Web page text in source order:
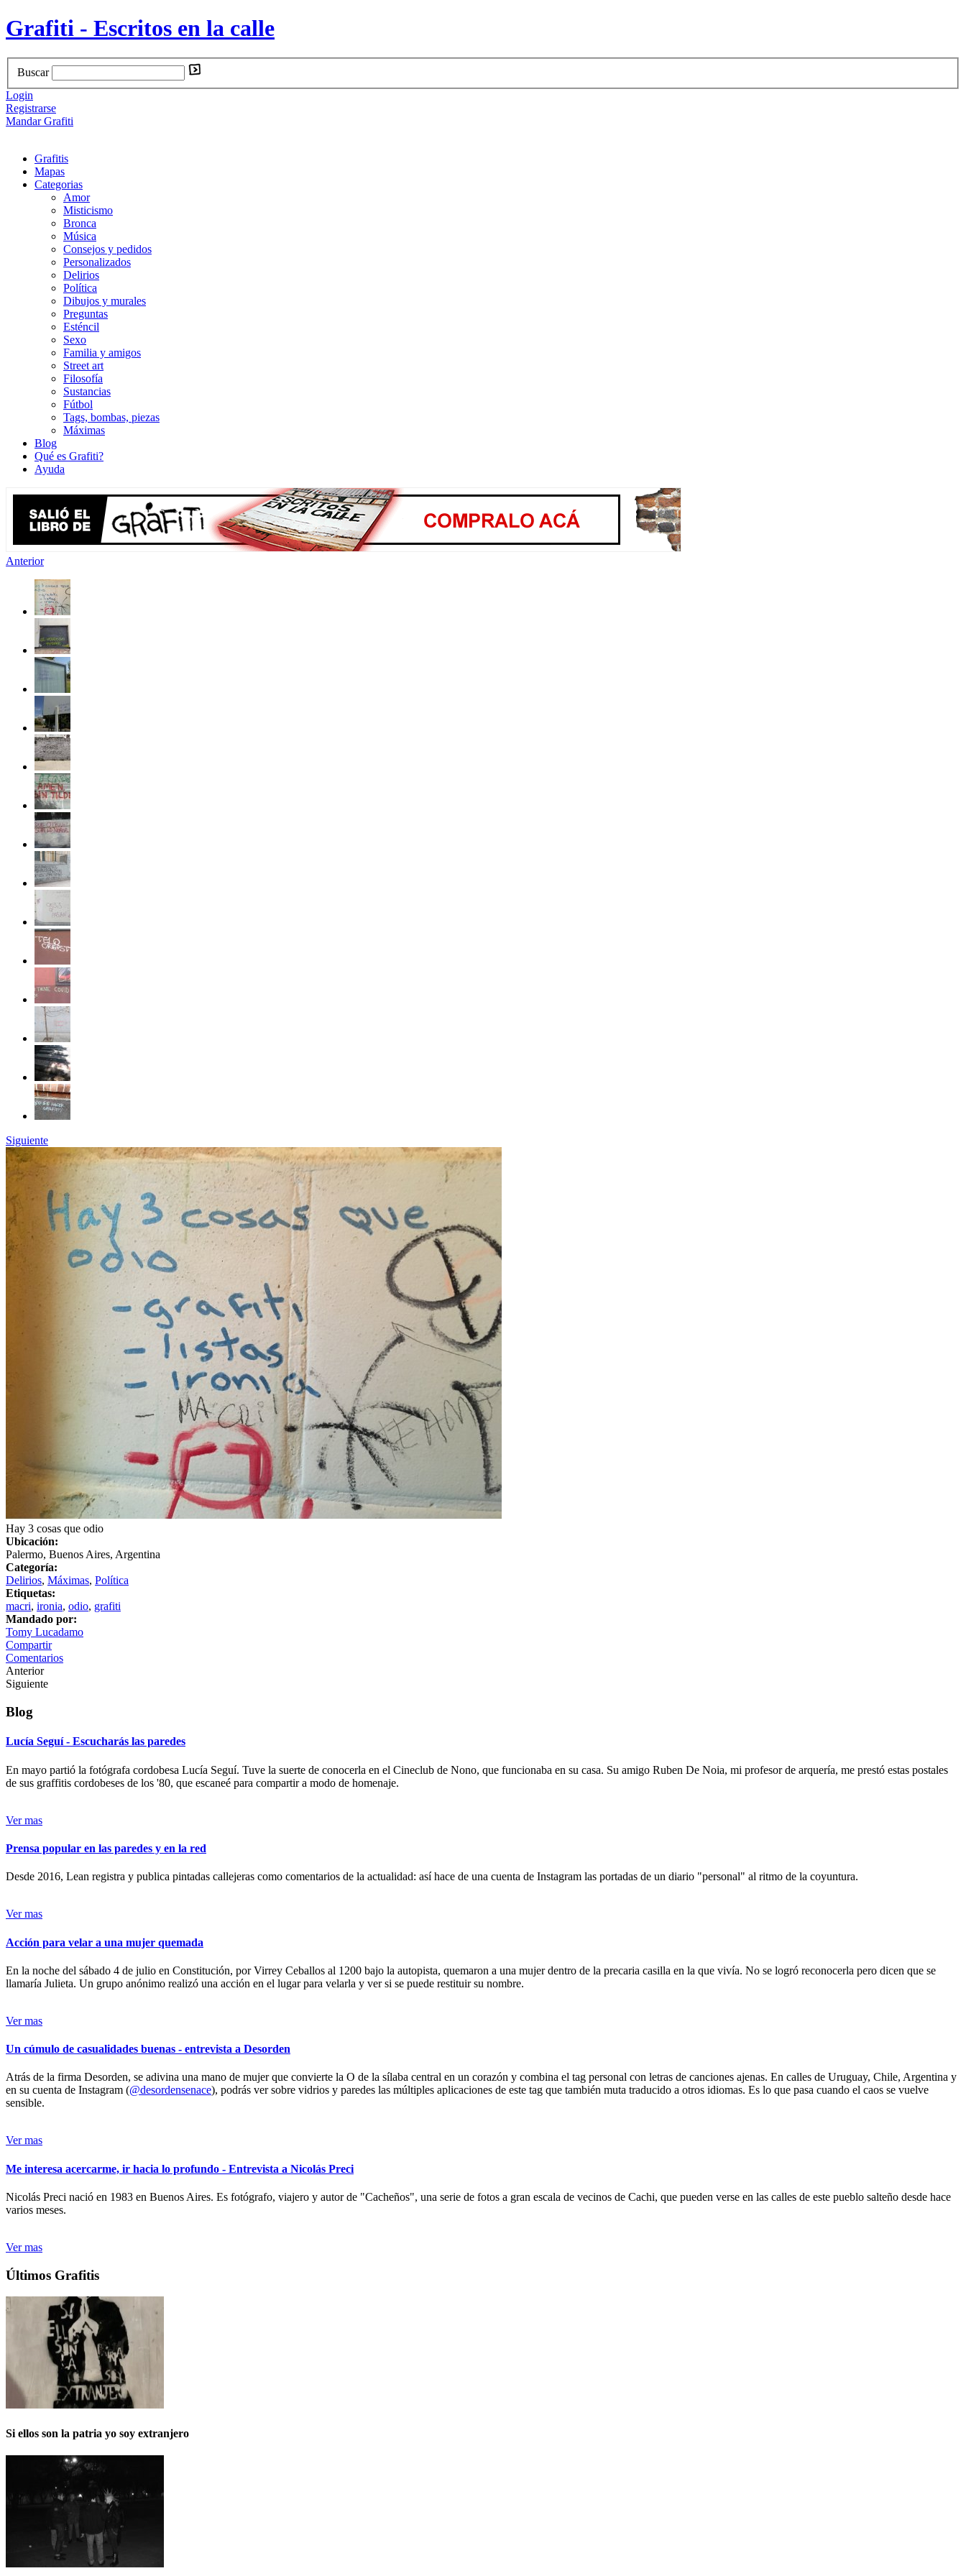
Grafiti - Escritos en la calle
Buscar
Login
Registrarse
Mandar Grafiti
Grafitis
Mapas
Categorias
Amor
Misticismo
Bronca
Música
Consejos y pedidos
Personalizados
Delirios
Política
Dibujos y murales
Preguntas
Esténcil
Sexo
Familia y amigos
Street art
Filosofía
Sustancias
Fútbol
Tags, bombas, piezas
Máximas
Blog
Qué es Grafiti?
Ayuda
Anterior
Siguiente
Hay 3 cosas que odio
Ubicación:
Palermo, Buenos Aires, Argentina
Categoría:
Delirios, Máximas, Política
Etiquetas:
macri, ironia, odio, grafiti
Mandado por:
Tomy Lucadamo
Compartir
Comentarios
Anterior
Siguiente
Blog
Lucía Seguí - Escucharás las paredes
En mayo partió la fotógrafa cordobesa Lucía Seguí. Tuve la suerte de conocerla en el Cineclub de Nono, que funcionaba en su casa. Su amigo Ruben De Noia, mi profesor de arquería, me prestó estas postales
de sus graffitis cordobeses de los '80, que escaneé para compartir a modo de homenaje.
Ver mas
Prensa popular en las paredes y en la red
Desde 2016, Lean registra y publica pintadas callejeras como comentarios de la actualidad: así hace de una cuenta de Instagram las portadas de un diario "personal" al ritmo de la coyuntura.
Ver mas
Acción para velar a una mujer quemada
En la noche del sábado 4 de julio en Constitución, por Virrey Ceballos al 1200 bajo la autopista, quemaron a una mujer dentro de la precaria casilla en la que vivía. No se logró reconocerla pero dicen que se
llamaría Julieta. Un grupo anónimo realizó una acción en el lugar para velarla y ver si se puede restituir su nombre.
Ver mas
Un cúmulo de casualidades buenas - entrevista a Desorden
Atrás de la firma Desorden, se adivina una mano de mujer que convierte la O de la sílaba central en un corazón y combina el tag personal con letras de canciones ajenas. En calles de Uruguay, Chile, Argentina y
en su cuenta de Instagram (@desordensenace), podrás ver sobre vidrios y paredes las múltiples aplicaciones de este tag que también muta traducido a otros idiomas. Es lo que pasa cuando el caos se vuelve
sensible.
Ver mas
Me interesa acercarme, ir hacia lo profundo - Entrevista a Nicolás Preci
Nicolás Preci nació en 1983 en Buenos Aires. Es fotógrafo, viajero y autor de "Cacheños", una serie de fotos a gran escala de vecinos de Cachi, que pueden verse en las calles de este pueblo salteño desde hace
varios meses.
Ver mas
Últimos Grafitis
Si ellos son la patria yo soy extranjero